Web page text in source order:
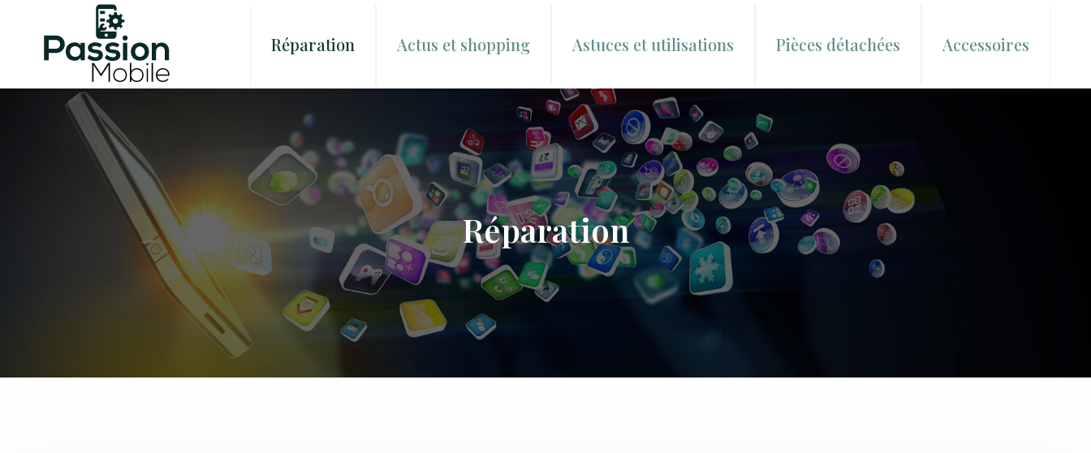
Réparation Actus et shopping Astuces et utilisations Pièces détachées Accessoires
Réparation